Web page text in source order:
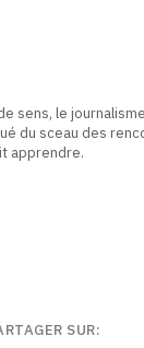
sens, le
du sceau des
apprendre.
SUR: